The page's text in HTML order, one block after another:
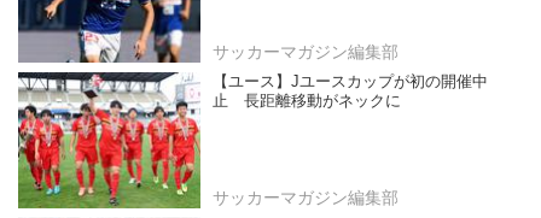
サッカーマガジン編集部
【ユース】Jユースカップが初の開催中
止 長距離移動がネックに
サッカーマガジン編集部